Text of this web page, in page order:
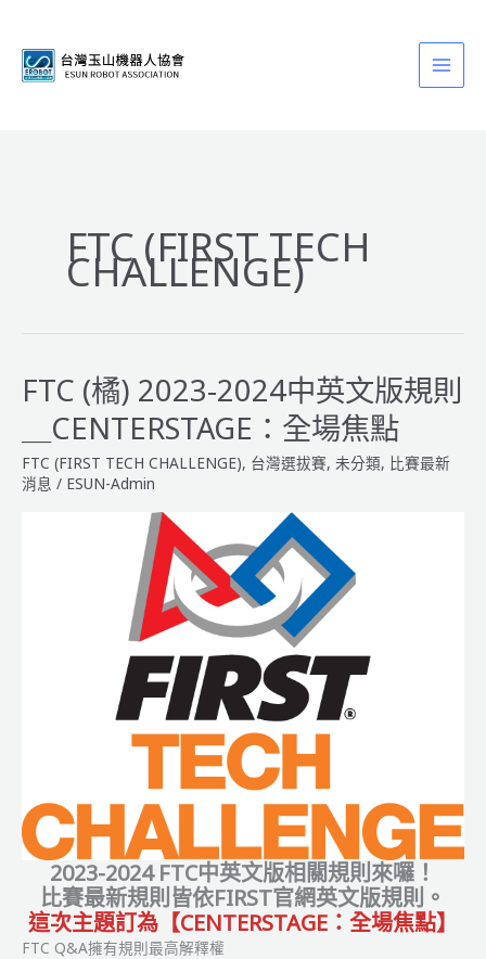
FTC (FIRST TECH
CHALLENGE)
FTC (橘) 2023-2024中英文版規則
＿CENTERSTAGE：全場焦點
FTC (FIRST TECH CHALLENGE), 台灣選拔賽, 未分類, 比賽最新
消息 / ESUN-Admin
2023-2024 FTC中英文版相關規則來囉！
比賽最新規則皆依FIRST官網英文版規則。
這次主題訂為【CENTERSTAGE：全場焦點】
FTC Q&A擁有規則最高解釋權